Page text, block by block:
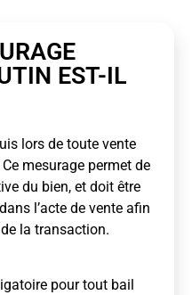
EST-IL
lors de toute vente
mesurage permet de
du bien, et doit être
l’acte de vente afin
la transaction.
pour tout bail